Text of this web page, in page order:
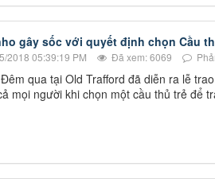
gây sốc với quyết định chọn Cầu
2018 05:39:19 PM Đã xem: 6069
qua tại Old Trafford đã diễn ra lễ
mọi người khi chọn một cầu thủ trẻ để